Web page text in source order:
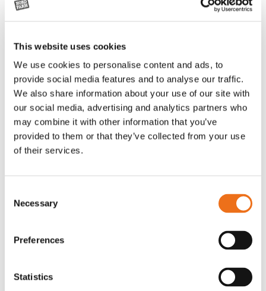
This website uses cookies
We use cookies to personalise content and ads, to
provide social media features and to analyse our traffic.
We also share information about your use of our site with
our social media, advertising and analytics partners who
may combine it with other information that you’ve
provided to them or that they’ve collected from your use
of their services.
Selection
Necessary
Preferences
Statistics
Lägg till i varukorg
Rotor, komplett med slagor
OR80013456G
35 730kr (ex. moms)
Grön truckknapp
A00220
530kr (ex. moms)